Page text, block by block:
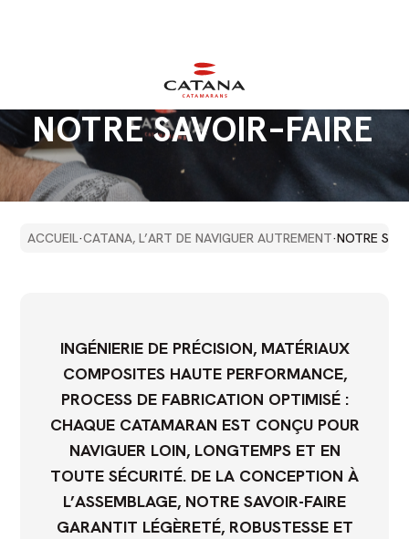
NOTRESAVOIR-FAIRE
ACCUEIL·CATANA, L’ART DE NAVIGUER AUTREMENT·NOTRE
INGÉNIERIE DE PRÉCISION, MATÉRIAUX
COMPOSITES HAUTE PERFORMANCE,
PROCESS DE FABRICATION OPTIMISÉ :
CHAQUE CATAMARAN EST CONÇU POUR
NAVIGUER LOIN, LONGTEMPS ET EN
TOUTE SÉCURITÉ. DE LA CONCEPTION À
L’ASSEMBLAGE, NOTRE SAVOIR-FAIRE
GARANTIT LÉGÈRETÉ, ROBUSTESSE ET